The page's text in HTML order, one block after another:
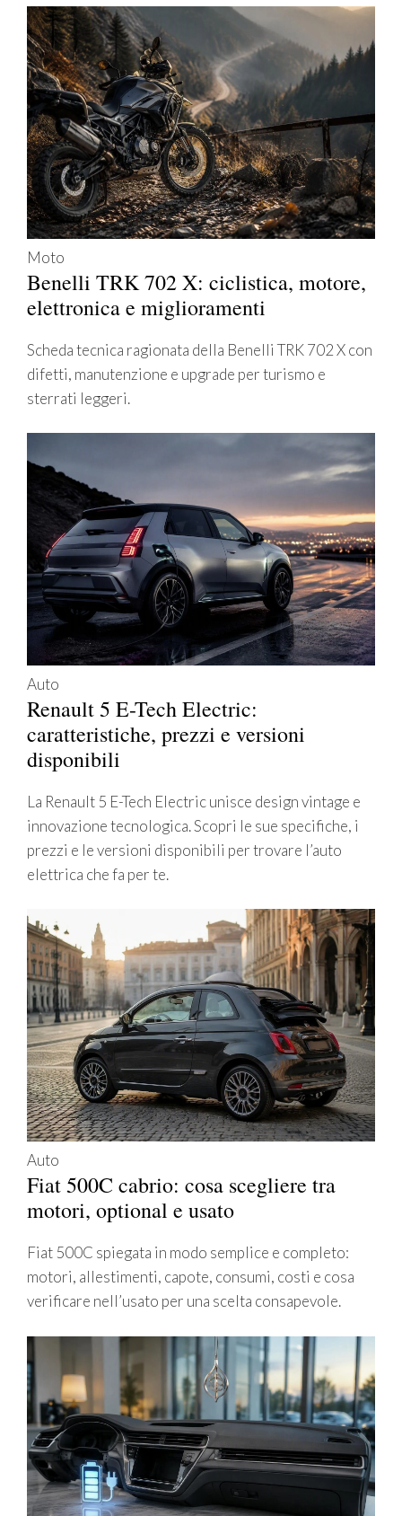
Moto
Benelli TRK 702 X: ciclistica, motore,
elettronica e miglioramenti
Scheda tecnica ragionata della Benelli TRK 702 X con
difetti, manutenzione e upgrade per turismo e
sterrati leggeri.
Auto
Renault 5 E-Tech Electric:
caratteristiche, prezzi e versioni
disponibili
La Renault 5 E-Tech Electric unisce design vintage e
innovazione tecnologica. Scopri le sue specifiche, i
prezzi e le versioni disponibili per trovare l’auto
elettrica che fa per te.
Auto
Fiat 500C cabrio: cosa scegliere tra
motori, optional e usato
Fiat 500C spiegata in modo semplice e completo:
motori, allestimenti, capote, consumi, costi e cosa
verificare nell’usato per una scelta consapevole.